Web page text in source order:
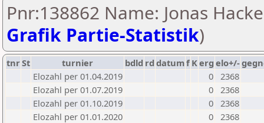
Pnr:138862 Name: Jonas
Grafik Partie-Statistik)
tnrSt turnier bdld rd datumf Kerg elo+/-
Elozahl per 01.04.2019
0 2368
Elozahl per 01.07.2019
0 2368
Elozahl per 01.10.2019
0 2368
Elozahl per 01.01.2020
0 2368